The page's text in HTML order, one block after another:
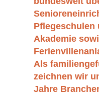
Pflegeschulen
Akademie
Als
zeichnen wir
Jahre